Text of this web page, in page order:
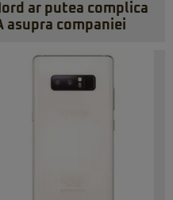
ar putea complica
asupra companiei